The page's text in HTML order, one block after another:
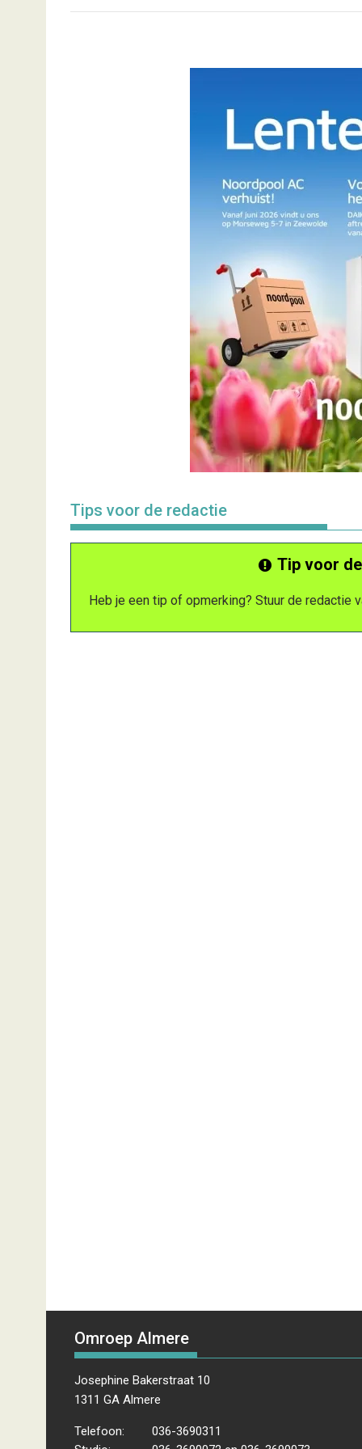
Tips voor de redactie
Tip voor
Heb je een tip of opmerking? Stuur de redactie
Omroep Almere
Josephine Bakerstraat 10
1311 GA Almere
Telefoon:
036-3690311